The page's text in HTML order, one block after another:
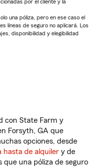
por el cliente y la
una póliza, pero en ese caso el
líneas de seguro no aplicará. Los
disponibilidad y elegibilidad
con State Farm y
Forsyth, GA que
opciones, desde
hasta de alquiler y de
que una póliza de seguro